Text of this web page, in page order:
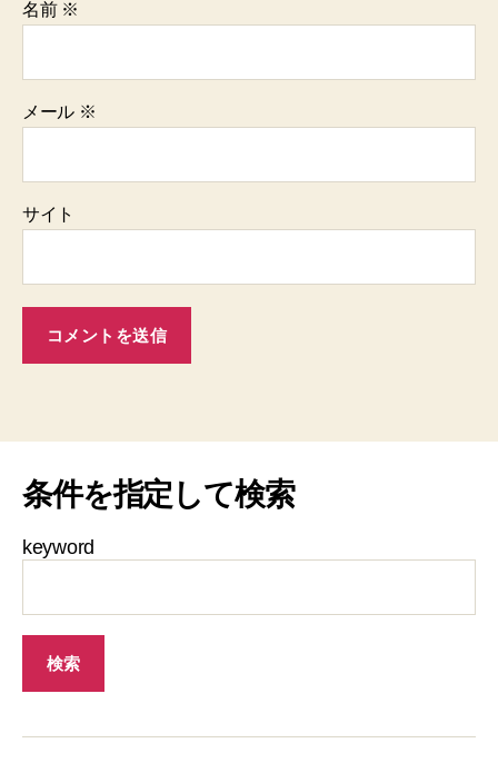
名前 ※
メール ※
サイト
条件を指定して検索
keyword